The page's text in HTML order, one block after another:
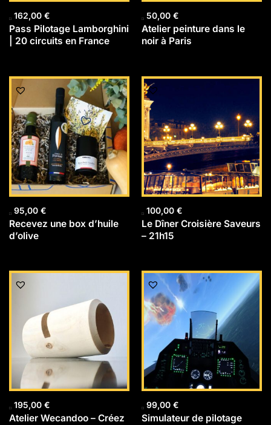
162,00 €
Pass Pilotage Lamborghini
| 20 circuits en France
50,00 €
Atelier peinture dans le
noir à Paris
95,00 €
Recevez une box d’huile
d’olive
100,00 €
Le Dîner Croisière Saveurs
– 21h15
195,00 €
Atelier Wecandoo – Créez
99,00 €
Simulateur de pilotage